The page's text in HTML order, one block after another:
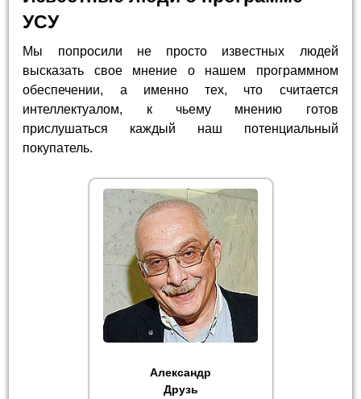
УСУ
Мы попросили не просто известных людей
высказать свое мнение о нашем программном
обеспечении, а именно тех, что считается
интеллектуалом, к чьему мнению готов
прислушаться каждый наш потенциальный
покупатель.
Александр
Друзь